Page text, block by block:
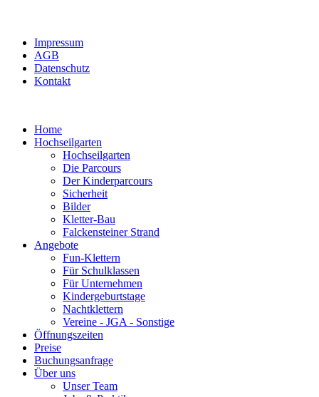
Impressum
AGB
Datenschutz
Kontakt
Home
Hochseilgarten
Hochseilgarten
Die Parcours
Der Kinderparcours
Sicherheit
Bilder
Kletter-Bau
Falckensteiner Strand
Angebote
Fun-Klettern
Für Schulklassen
Für Unternehmen
Kindergeburtstage
Nachtklettern
Vereine - JGA - Sonstige
Öffnungszeiten
Preise
Buchungsanfrage
Über uns
Unser Team